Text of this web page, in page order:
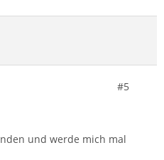
#5
und werde mich mal